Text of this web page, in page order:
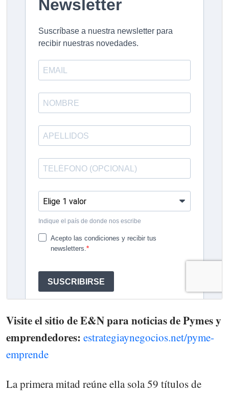
Visite el sitio de E&N para noticias de Pymes y
emprendedores: estrategiaynegocios.net/pyme-
emprende
La primera mitad reúne ella sola 59 títulos de